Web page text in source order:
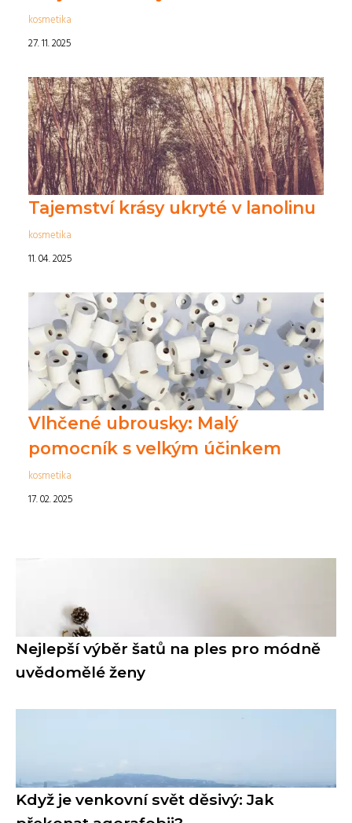
kosmetika
27. 11. 2025
Tajemství krásy ukryté v lanolinu
kosmetika
11. 04. 2025
Vlhčené ubrousky: Malý
pomocník s velkým účinkem
kosmetika
17. 02. 2025
Nejlepší výběr šatů na ples pro módně
uvědomělé ženy
Když je venkovní svět děsivý: Jak